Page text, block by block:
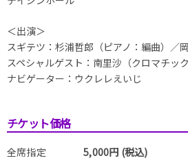
＜出演＞
スギテツ：杉浦哲郎（ピアノ：編曲）／
スペシャルゲスト：南里沙（クロマチック
ナビゲーター：ウクレレえいじ
チケット価格
全席指定
5,000円 (税込)